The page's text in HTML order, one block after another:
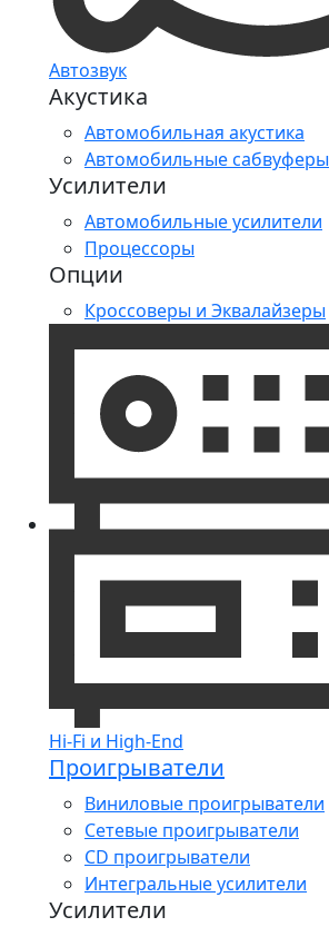
Автозвук
Акустика
Автомобильная акустика
Автомобильные сабвуферы
Усилители
Автомобильные усилители
Процессоры
Опции
Кроссоверы и Эквалайзеры
Hi-Fi и High-End
Проигрыватели
Виниловые проигрыватели
Сетевые проигрыватели
CD проигрыватели
Интегральные усилители
Усилители